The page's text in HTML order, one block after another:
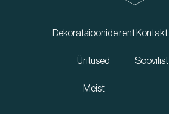
Dekoratsioonide rent
Üritused
Meist
Kontakt
Soovilist